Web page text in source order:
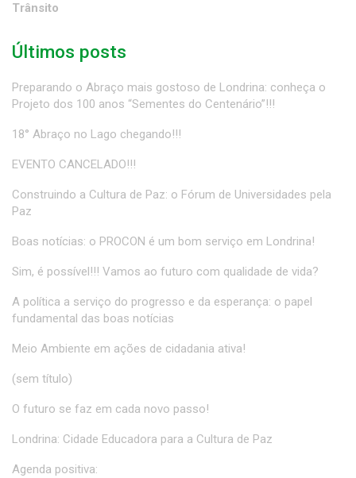
Trânsito
Últimos posts
Preparando o Abraço mais gostoso de Londrina: conheça o
Projeto dos 100 anos “Sementes do Centenário”!!!
18° Abraço no Lago chegando!!!
EVENTO CANCELADO!!!
Construindo a Cultura de Paz: o Fórum de Universidades pela
Paz
Boas notícias: o PROCON é um bom serviço em Londrina!
Sim, é possível!!! Vamos ao futuro com qualidade de vida?
A política a serviço do progresso e da esperança: o papel
fundamental das boas notícias
Meio Ambiente em ações de cidadania ativa!
(sem título)
O futuro se faz em cada novo passo!
Londrina: Cidade Educadora para a Cultura de Paz
Agenda positiva: